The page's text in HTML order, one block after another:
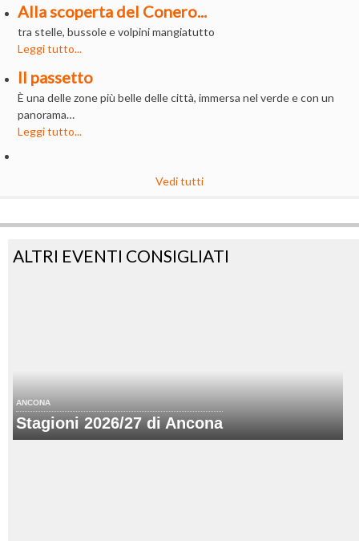
Alla scoperta del Conero...
tra stelle, bussole e volpini mangiatutto
Leggi tutto...
Il passetto
È una delle zone più belle delle città, immersa nel verde e con un
panorama…
Leggi tutto...
Vedi tutti
ALTRI EVENTI CONSIGLIATI
ANCONA
Stagioni 2026/27 di Ancona